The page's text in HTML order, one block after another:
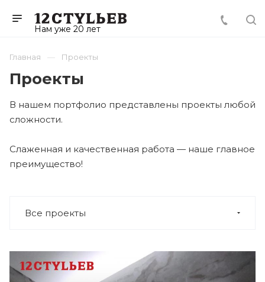
Нам уже 20 лет
Главная Проекты
Проекты
В нашем портфолио представлены проекты любой
сложности.
Слаженная и качественная работа — наше главное
преимущество!
Все проекты